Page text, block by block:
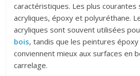
caractéristiques. Les plus
acryliques, époxy et polyuréthane.
acryliques sont souvent utilisées
bois, tandis que les peintures
conviennent mieux aux surfaces en
carrelage.